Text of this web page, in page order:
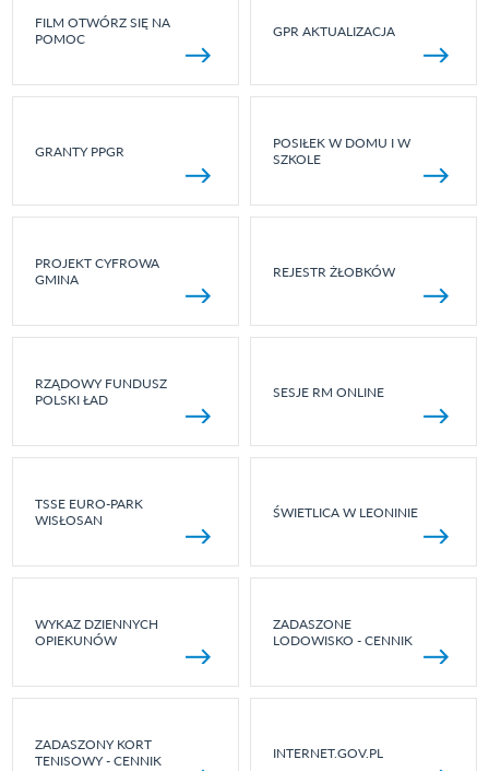
FILM OTWÓRZ SIĘ NA
POMOC
GPR AKTUALIZACJA
GRANTY PPGR
POSIŁEK W DOMU I W
SZKOLE
PROJEKT CYFROWA
GMINA
REJESTR ŻŁOBKÓW
RZĄDOWY FUNDUSZ
POLSKI ŁAD
SESJE RM ONLINE
TSSE EURO-PARK
WISŁOSAN
ŚWIETLICA W LEONINIE
WYKAZ DZIENNYCH
OPIEKUNÓW
ZADASZONE
LODOWISKO - CENNIK
ZADASZONY KORT
TENISOWY - CENNIK
INTERNET.GOV.PL